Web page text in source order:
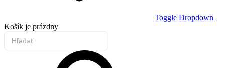
Toggle Dropdown
Košík je prázdny